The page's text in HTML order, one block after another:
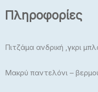
Πληροφορίες
Πιτζάμα ανδρική ,γκρι
Μακρύ παντελόνι –